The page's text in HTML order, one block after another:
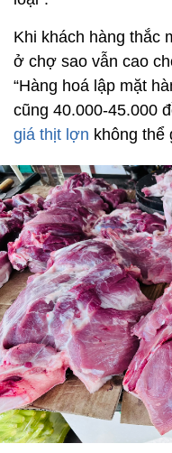
Khi khách hàng thắc
ở chợ sao vẫn cao
“Hàng hoá lập mặt
cũng 40.000-45.000
giá thịt lợn không thể